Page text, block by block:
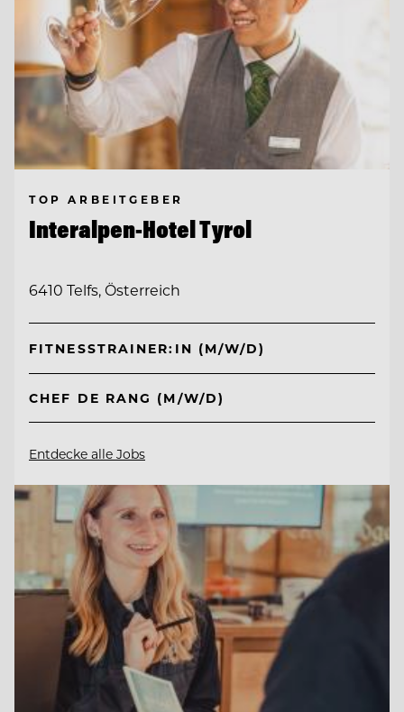
TOP ARBEITGEBER
Interalpen-Hotel Tyrol
6410 Telfs, Österreich
FITNESSTRAINER:IN (M/W/D)
CHEF DE RANG (M/W/D)
Entdecke alle Jobs